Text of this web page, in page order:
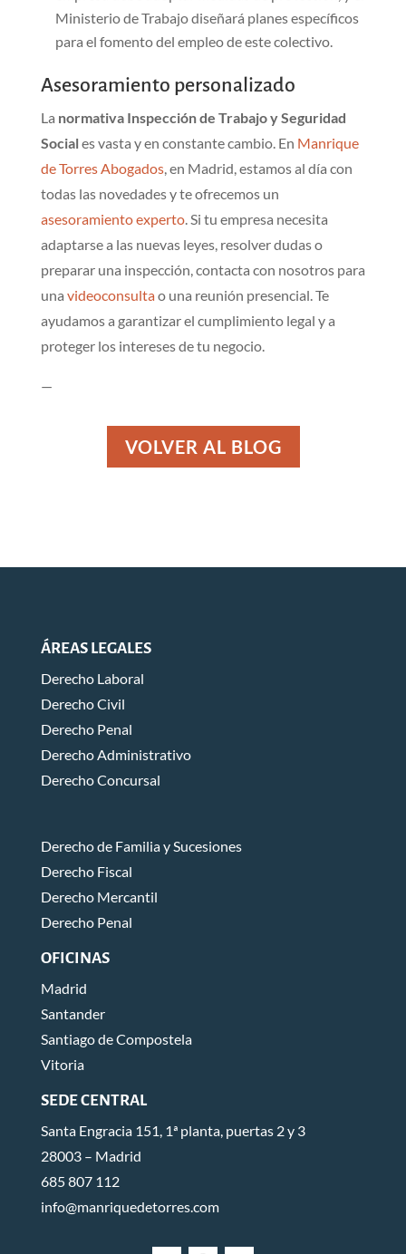
Ministerio de Trabajo diseñará planes específicos
para el fomento del empleo de este colectivo.
Asesoramiento personalizado
La normativa Inspección de Trabajo y Seguridad
Sociales vasta y en constante cambio. En Manrique
de Torres Abogados, en Madrid, estamos al día con
todas las novedades y te ofrecemos un
asesoramiento experto. Si tu empresa necesita
adaptarse a las nuevas leyes, resolver dudas o
preparar una inspección, contacta con nosotros para
una videoconsultao una reunión presencial. Te
ayudamos a garantizar el cumplimiento legal y a
proteger los intereses de tu negocio.
—
VOLVER AL BLOG
ÁREAS LEGALES
Derecho Laboral
Derecho Civil
Derecho Penal
Derecho Administrativo
Derecho Concursal
Derecho de Familia y Sucesiones
Derecho Fiscal
Derecho Mercantil
Derecho Penal
OFICINAS
Madrid
Santander
Santiago de Compostela
Vitoria
SEDE CENTRAL
Santa Engracia 151, 1ª planta, puertas 2 y 3
28003 – Madrid
685 807 112
info@manriquedetorres.com